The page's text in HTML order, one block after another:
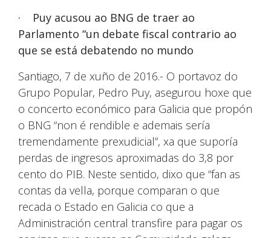
· Puy acusou ao BNG de traer ao
Parlamento “un debate fiscal contrario ao
que se está debatendo no mundo
Santiago, 7 de xuño de 2016.- O portavoz do
Grupo Popular, Pedro Puy, asegurou hoxe que
o concerto económico para Galicia que propón
o BNG “non é rendible e ademais sería
tremendamente prexudicial”, xa que suporía
perdas de ingresos aproximadas do 3,8 por
cento do PIB. Neste sentido, dixo que “fan as
contas da vella, porque comparan o que
recada o Estado en Galicia co que a
Administración central transfire para pagar os